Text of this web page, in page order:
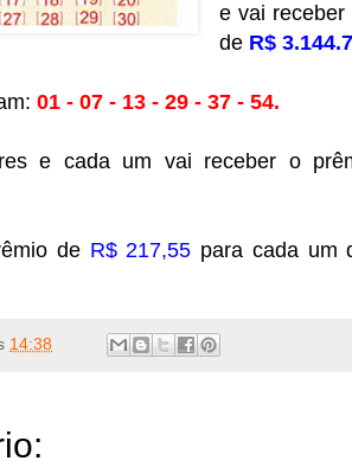
e vai receber
deR$
01 - 07 - 13 - 29 - 37 - 54.
e cada um vai receber o
de R$ 217,55 para cada um
14:38